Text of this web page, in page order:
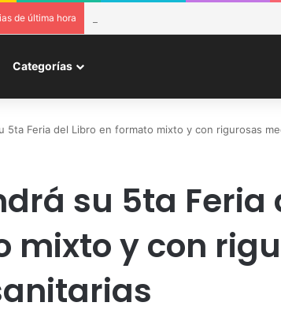
de última hora
Categorías
5ta Feria del Libro en formato mixto y con rigurosas
su 5ta Feria
mixto y con